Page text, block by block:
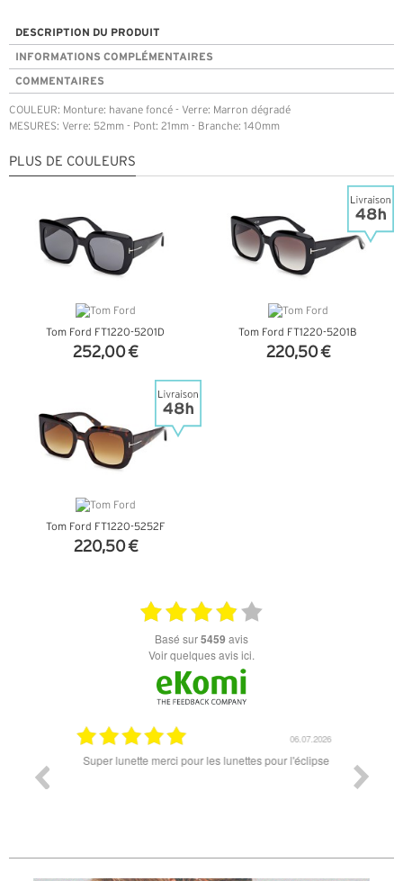
DESCRIPTION DU PRODUIT
INFORMATIONS COMPLÉMENTAIRES
COMMENTAIRES
COULEUR: Monture: havane foncé - Verre: Marron dégradé
MESURES: Verre: 52mm - Pont: 21mm - Branche: 140mm
PLUS DE COULEURS
Tom Ford FT1220-5201D
252,00 €
Tom Ford FT1220-5201B
220,50 €
Tom Ford FT1220-5252F
220,50 €
basé sur5459 avis
Voir quelques avis ici.
06.07.2026
Super lunette merci pour les lunettes pour l'éclipse